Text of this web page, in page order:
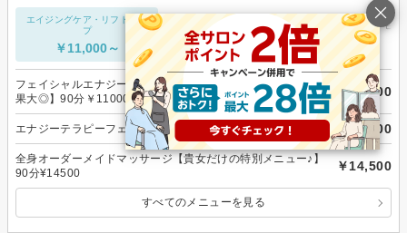
エイジングケア・リフトアッ
プ
￥11,000～
フェイシャルエステ
￥11,000～
脱毛・ムダ毛処
-
フェイシャルエナジーテラピーエステ【エイジングケアに効
果大◎】90分￥11000
￥11,000
エナジーテラピーフェイシャル【たるみ改善】60分￥13,200 ￥13,200
全身オーダーメイドマッサージ【貴女だけの特別メニュー♪】
90分¥14500
￥14,500
すべてのメニューを見る